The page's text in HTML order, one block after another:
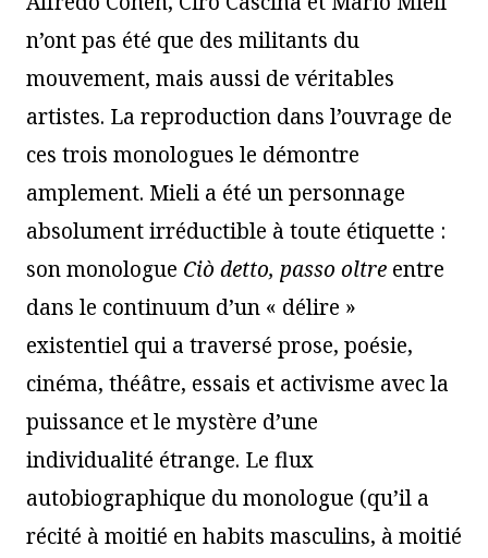
n’ont pas été que des militants du
mouvement, mais aussi de véritables
artistes. La reproduction dans l’ouvrage de
ces trois monologues le démontre
amplement. Mieli a été un personnage
absolument irréductible à toute étiquette :
son monologue Ciò detto, passo oltre entre
dans le continuum d’un « délire »
existentiel qui a traversé prose, poésie,
cinéma, théâtre, essais et activisme avec la
puissance et le mystère d’une
individualité étrange. Le flux
autobiographique du monologue (qu’il a
récité à moitié en habits masculins, à moitié